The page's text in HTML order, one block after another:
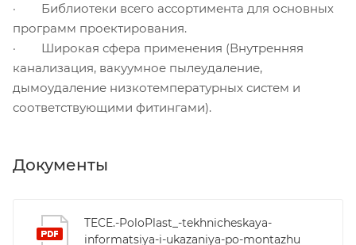
· Библиотеки всего ассортимента для основных
программ проектирования.
· Широкая сфера применения (Внутренняя
канализация, вакуумное пылеудаление,
дымоудаление низкотемпературных систем и
соответствующими фитингами).
Документы
TECE.-PoloPlast_-tekhnicheskaya-
informatsiya-i-ukazaniya-po-montazhu